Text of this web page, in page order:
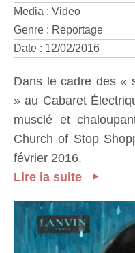
Media : Video
Genre : Reportage
Date : 12/02/2016
Dans le cadre des «
» au Cabaret
musclé et
Church of Stop
février 2016.
Lire la suite